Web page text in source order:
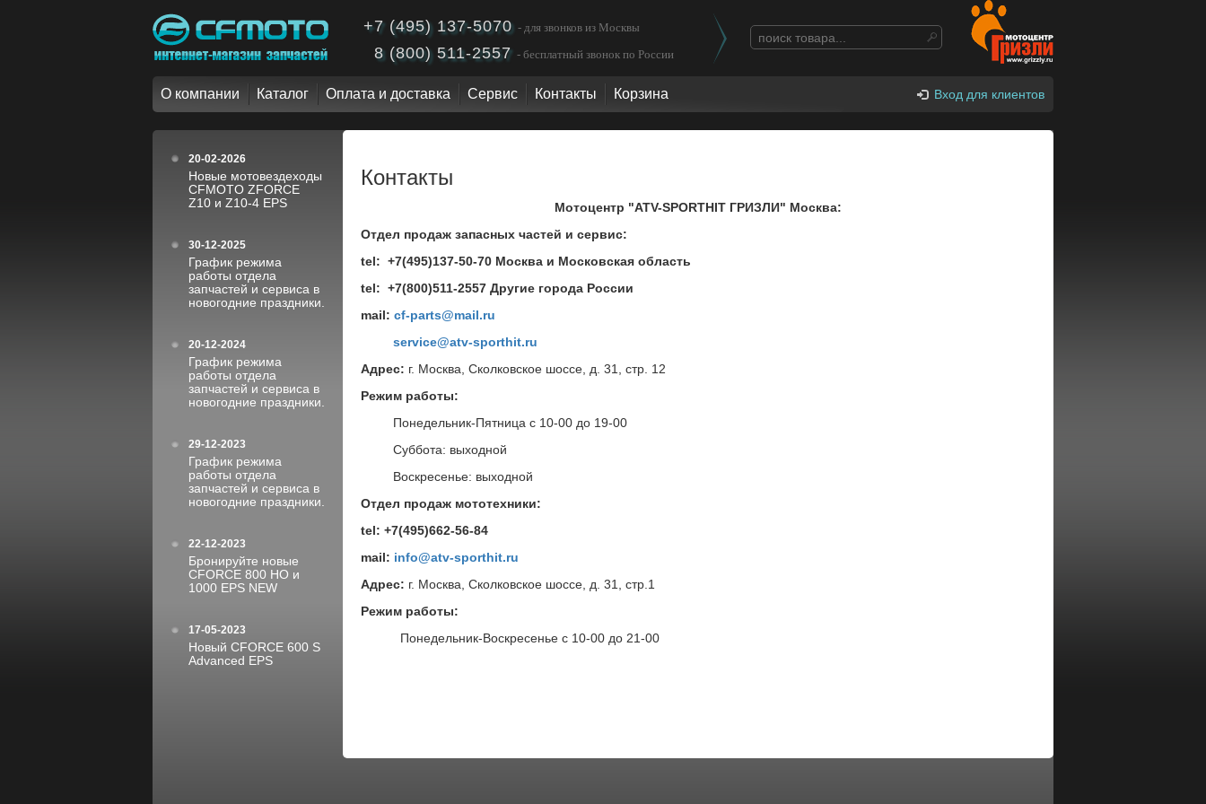
+7 (495) 137-5070 - для звонков из Москвы
8 (800) 511-2557 - бесплатный звонок по России
О компании Каталог Оплата и доставка Сервис Контакты Корзина Вход для клиентов
20-02-2026
Новые мотовездеходы
CFMOTO ZFORCE
Z10 и Z10-4 EPS
30-12-2025
График режима
работы отдела
запчастей и сервиса в
новогодние праздники.
20-12-2024
График режима
работы отдела
запчастей и сервиса в
новогодние праздники.
29-12-2023
График режима
работы отдела
запчастей и сервиса в
новогодние праздники.
22-12-2023
Бронируйте новые
CFORCE 800 HO и
1000 EPS NEW
17-05-2023
Новый CFORCE 600 S
Advanced EPS
Контакты
Мотоцентр "ATV-SPORTHIT ГРИЗЛИ" Москва:
Отдел продаж запасных частей и сервис:
tel: +7(495)137-50-70 Москва и Московская область
tel: +7(800)511-2557 Другие города России
mail: cf-parts@mail.ru
service@atv-sporthit.ru
Адрес: г. Москва, Сколковское шоссе, д. 31, стр. 12
Режим работы:
Понедельник-Пятница с 10-00 до 19-00
Суббота: выходной
Воскресенье: выходной
Отдел продаж мототехники:
tel: +7(495)662-56-84
mail: info@atv-sporthit.ru
Адрес: г. Москва, Сколковское шоссе, д. 31, стр.1
Режим работы:
Понедельник-Воскресенье с 10-00 до 21-00